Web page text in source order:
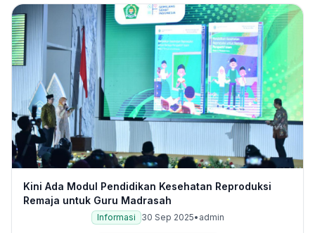
Kini Ada Modul Pendidikan Kesehatan Reproduksi
Remaja untuk Guru Madrasah
Informasi 30 Sep 2025• admin